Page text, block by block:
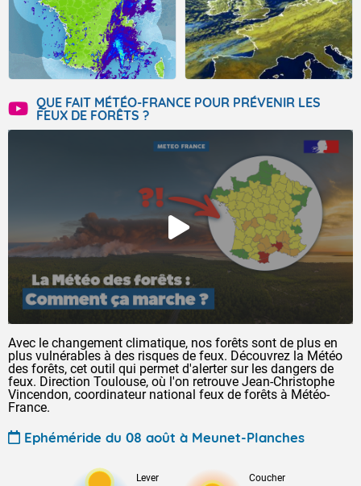
QUE FAIT MÉTÉO-FRANCE POUR PRÉVENIR LES
FEUX DE FORÊTS ?
Avec le changement climatique, nos forêts sont de plus en
plus vulnérables à des risques de feux. Découvrez la Météo
des forêts, cet outil qui permet d'alerter sur les dangers de
feux. Direction Toulouse, où l'on retrouve Jean-Christophe
Vincendon, coordinateur national feux de forêts à Météo-
France.
Ephéméride du 08 août à Meunet-Planches
Lever Coucher